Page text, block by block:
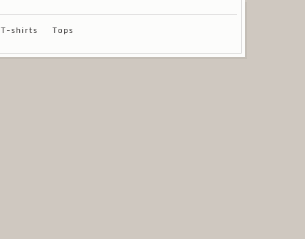
T-shirts Tops